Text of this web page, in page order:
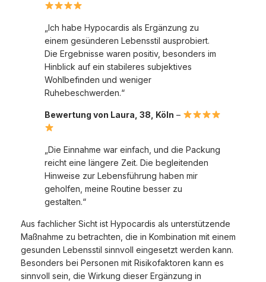
„Ich habe Hypocardis als Ergänzung zu
einem gesünderen Lebensstil ausprobiert.
Die Ergebnisse waren positiv, besonders im
Hinblick auf ein stabileres subjektives
Wohlbefinden und weniger
Ruhebeschwerden.“
Bewertung von Laura, 38, Köln –
„Die Einnahme war einfach, und die Packung
reicht eine längere Zeit. Die begleitenden
Hinweise zur Lebensführung haben mir
geholfen, meine Routine besser zu
gestalten.“
Aus fachlicher Sicht ist Hypocardis als unterstützende
Maßnahme zu betrachten, die in Kombination mit einem
gesunden Lebensstil sinnvoll eingesetzt werden kann.
Besonders bei Personen mit Risikofaktoren kann es
sinnvoll sein, die Wirkung dieser Ergänzung in